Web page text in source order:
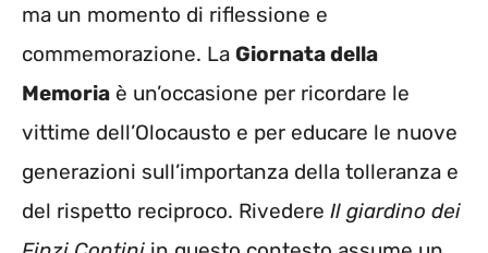
ma un momento di riflessione e
commemorazione. La Giornata della
Memoria è un’occasione per ricordare le
vittime dell’Olocausto e per educare le nuove
generazioni sull’importanza della tolleranza e
del rispetto reciproco. Rivedere Il giardino dei